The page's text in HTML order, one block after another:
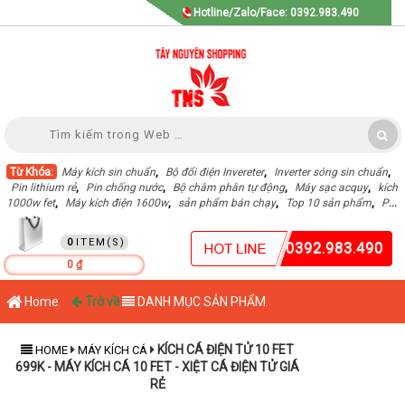
Hotline/Zalo/Face: 0392.983.490
Từ Khóa: Máy kích sin chuẩn, Bộ đổi điện Invereter, Inverter sóng sin chuẩn,
Pin lithium rẻ, Pin chống nước, Bộ châm phân tự động, Máy sạc acquy,
kích
1000w fet, Máy kích điện 1600w, sản phẩm bán chạy, Top 10 sản phẩm,
Pin
Lithium dung lượng cao
0
0 ₫
0392.983.490
Home Trở về DANH MỤC SẢN PHẨM
HOME MÁY KÍCH CÁ
KÍCH CÁ ĐIỆN TỬ 10 FET
699K - MÁY KÍCH CÁ 10 FET - XIỆT CÁ ĐIỆN TỬ GIÁ
RẺ